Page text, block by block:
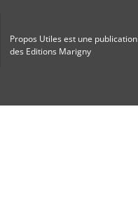
Propos Utiles est une publication
des Editions Marigny